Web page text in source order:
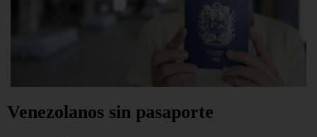
Venezolanos sin pasaporte